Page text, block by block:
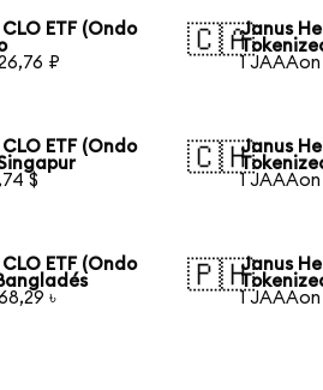
ETF (Ondo
₽
🇨🇦Janus
1
ETF (Ondo
$
🇨🇭Janus
1
ETF (Ondo
৳
🇵🇭Janus
1